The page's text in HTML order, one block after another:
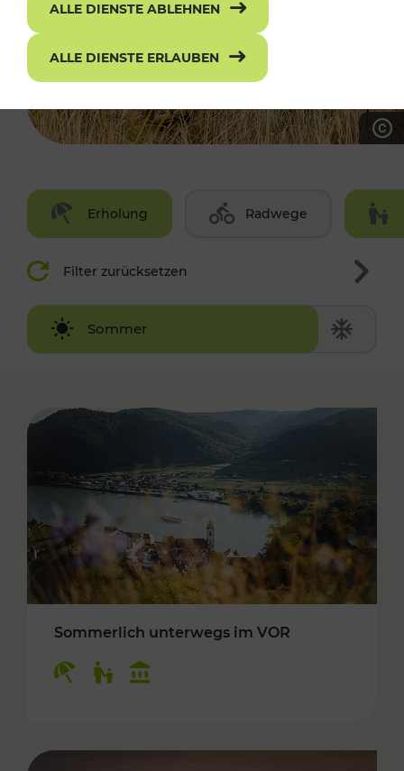
Erholung Radwege
Filter zurücksetzen
Sommer
Winter
Sommerlich unterwegs im VOR
ALLE DIENSTE ABLEHNEN
ALLE DIENSTE ERLAUBEN